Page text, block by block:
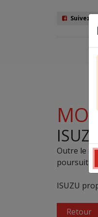
Suivez
Outre le
poursuit
ISUZU
Retour